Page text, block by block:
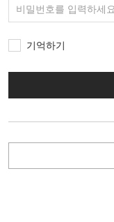
기억하기